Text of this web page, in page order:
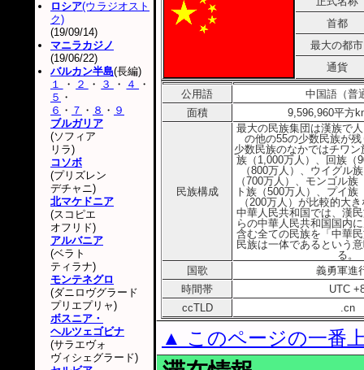
首都
最大の都市
通貨
公用語
中国語（普
面積
9,596,960平方
民族構成
最大の民族集団は漢族で
の他の55の少数民族が
少数民族のなかではチワ
族（1,000万人）、回族（
（800万人）、ウイグル
（700万人）、モンゴル
ト族（500万人）、プイ族
（200万人）が比較的大
中華人民共和国では、漢
らの中華人民共和国国内
含む全ての民族を「中華
民族は一体であるという
る。
国歌
義勇軍進
時間帯
UTC
ccTLD
.cn
▲ このページの一番
ロシア(ウラジオスト
ク)
(19/09/14)
マニラカジノ
(19/06/22)
バルカン半島(長編)
１
・ ２ ・ ３ ・ ４
・
５ ・
６ ・ ７ ・ ８ ・ ９
ブルガリア
(ソフィア
リラ)
コソボ
(プリズレン
デチャニ)
北マケドニア
(スコピエ
オフリド)
アルバニア
(ベラト
ティラナ)
モンテネグロ
(ダニロヴグラード
プリエプリャ)
ボスニア・
ヘルツェゴビナ
(サラエヴォ
ヴィシェグラード)